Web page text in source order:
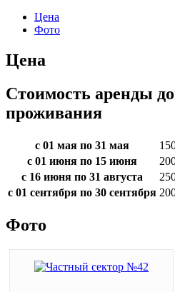
Цена
Фото
Цена
Стоимость аренды
проживания
с 01 мая по 31 мая
с 01 июня по 15 июня
с 16 июня по 31 августа
с 01 сентября по 30 сентября
Фото